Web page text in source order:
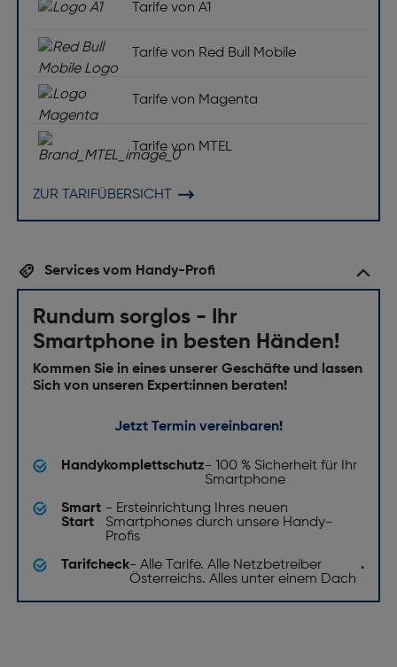
Tarife von A1
Tarife von Red Bull Mobile
Tarife von Magenta
Tarife von MTEL
ZUR TARIFÜBERSICHT
Services vom Handy-Profi
Rundum sorglos - Ihr
Smartphone in besten Händen!
Kommen Sie in eines unserer Geschäfte und lassen
Sich von unseren Expert:innen beraten!
Jetzt Termin vereinbaren!
Handykomplettschutz- 100 % Sicherheit für Ihr
Smartphone
Smart
Start
- Ersteinrichtung Ihres neuen
Smartphones durch unsere Handy-
Profis
Tarifcheck- Alle Tarife. Alle Netzbetreiber
Österreichs. Alles unter einem Dach
.